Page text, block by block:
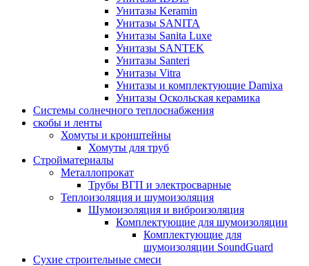
Унитазы Keramin
Унитазы SANITA
Унитазы Sanita Luxe
Унитазы SANTEK
Унитазы Santeri
Унитазы Vitra
Унитазы и комплектующие Damixa
Унитазы Оскольская керамика
Системы солнечного теплоснабжения
скобы и ленты
Хомуты и кронштейны
Хомуты для труб
Стройматериалы
Металлопрокат
Трубы ВГП и электросварные
Теплоизоляция и шумоизоляция
Шумоизоляция и виброизоляция
Комплектующие для шумоизоляции
Комплектующие для
шумоизоляции SoundGuard
Сухие строительные смеси